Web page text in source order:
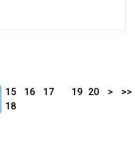
15 16
17
18
19 20 > >>